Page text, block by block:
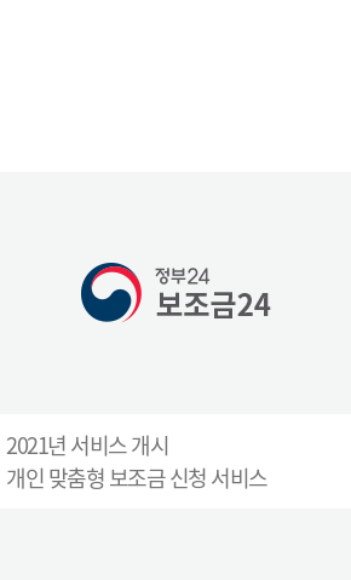
2021년 서비스 개시
개인 맞춤형 보조금 신청 서비스